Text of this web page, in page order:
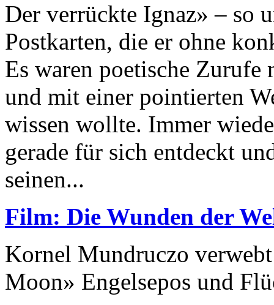
Der verrückte Ignaz» – so
Postkarten, die er ohne
Es waren poetische
und mit einer pointierten
wissen wollte. Immer
gerade für sich entdeckt
seinen...
Film: Die Wunden der
Kornel Mundruczo
Moon» Engelsepos und